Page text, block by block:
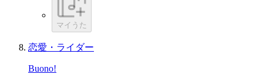
マイうた
恋愛・ライダー
Buono!